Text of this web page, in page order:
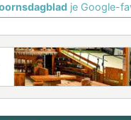
je Google-